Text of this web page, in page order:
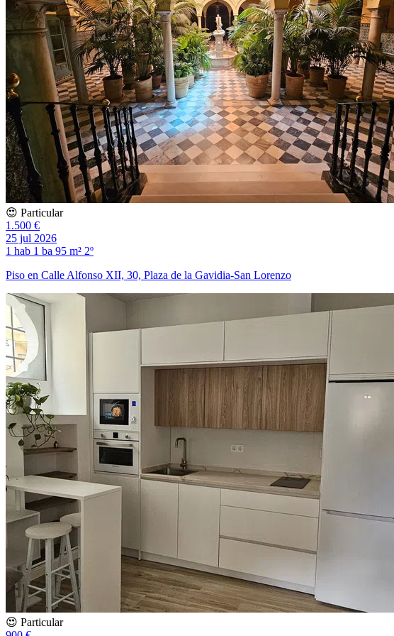
😍 Particular
1.500 €
25 jul 2026
1 hab 1 ba 95 m² 2º
Piso en Calle Alfonso XII, 30, Plaza de la Gavidia-San Lorenzo
😍 Particular